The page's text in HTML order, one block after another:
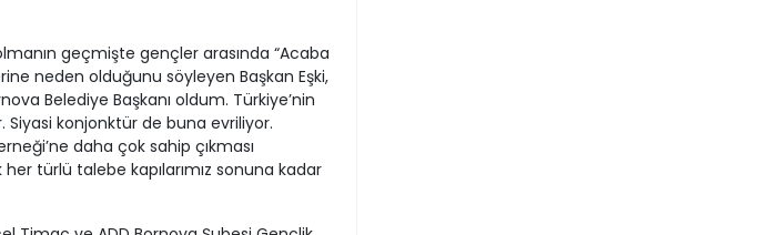
geçmişte gençler arasında “Acaba
neden olduğunu söyleyen Başkan Eşki,
Belediye Başkanı oldum. Türkiye’nin
konjonktür de buna evriliyor.
daha çok sahip çıkması
türlü talebe kapılarımız sonuna kadar